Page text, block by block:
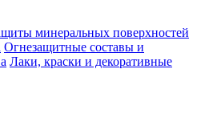
минеральных поверхностей
Огнезащитные составы и
Лаки, краски и декоративные